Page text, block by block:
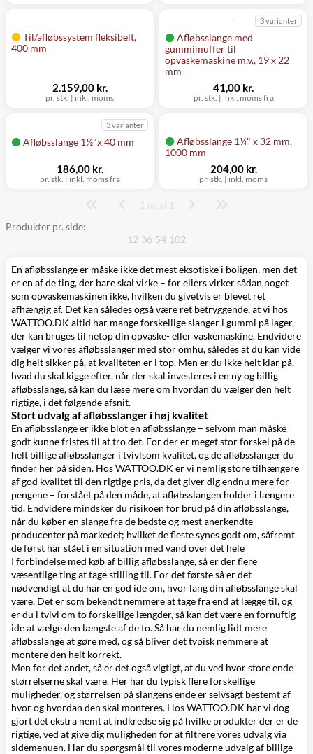
Til/afløbssystem fleksibelt,
400 mm
pr. stk. | inkl. moms
2.159,00 kr.
Afløbsslange med
gummimuffer til
opvaskemaskine m.v., 19 x 22
mm
3 varianter
pr. stk. | inkl. moms fra
41,00 kr.
Afløbsslange 1½"x 40 mm
3 varianter
pr. stk. | inkl. moms fra
186,00 kr.
Afløbsslange 1¼" x 32 mm,
1000 mm
pr. stk. | inkl. moms
204,00 kr.
Side
1 ud af 1
Produkter pr. side:
12 36 54 102
En afløbsslange er måske ikke det mest eksotiske i boligen, men det
er en af de ting, der bare skal virke – for ellers virker sådan noget
som opvaskemaskinen ikke, hvilken du givetvis er blevet ret
afhængig af. Det kan således også være ret betryggende, at vi hos
WATTOO.DK altid har mange forskellige slanger i gummi på lager,
der kan bruges til netop din opvaske- eller vaskemaskine. Endvidere
vælger vi vores afløbsslanger med stor omhu, således at du kan vide
dig helt sikker på, at kvaliteten er i top. Men er du ikke helt klar på,
hvad du skal kigge efter, når der skal investeres i en ny og billig
afløbsslange, så kan du læse mere om hvordan du vælger den helt
rigtige, i det følgende afsnit.
Stort udvalg af afløbsslanger i høj kvalitet
En afløbsslange er ikke blot en afløbsslange – selvom man måske
godt kunne fristes til at tro det. For der er meget stor forskel på de
helt billige afløbsslanger i tvivlsom kvalitet, og de afløbsslanger du
finder her på siden. Hos WATTOO.DK er vi nemlig store tilhængere
af god kvalitet til den rigtige pris, da det giver dig endnu mere for
pengene – forstået på den måde, at afløbsslangen holder i længere
tid. Endvidere mindsker du risikoen for brud på din afløbsslange,
når du køber en slange fra de bedste og mest anerkendte
producenter på markedet; hvilket de fleste synes godt om, såfremt
de først har stået i en situation med vand over det hele
I forbindelse med køb af billig afløbsslange, så er der flere
væsentlige ting at tage stilling til. For det første så er det
nødvendigt at du har en god ide om, hvor lang din afløbsslange skal
være. Det er som bekendt nemmere at tage fra end at lægge til, og
er du i tvivl om to forskellige længder, så kan det være en fornuftig
ide at vælge den længste af de to. Så har du nemlig lidt mere
afløbsslange at gøre med, og så bliver det typisk nemmere at
montere den helt korrekt.
Men for det andet, så er det også vigtigt, at du ved hvor store ende
størrelserne skal være. Her har du typisk flere forskellige
muligheder, og størrelsen på slangens ende er selvsagt bestemt af
hvor og hvordan den skal monteres. Hos WATTOO.DK har vi dog
gjort det ekstra nemt at indkredse sig på hvilke produkter der er de
rigtige, ved at give dig muligheden for at filtrere vores udvalg via
sidemenuen. Har du spørgsmål til vores moderne udvalg af billige